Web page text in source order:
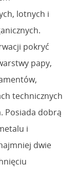
lotnych i
pokryć
papy,
technicznych
Posiada dobrą
i
dwie